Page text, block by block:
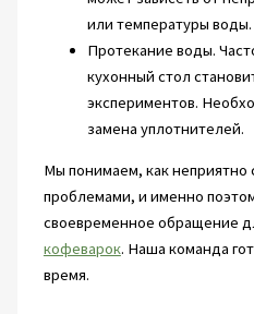
или температуры воды.
Протекание воды.
кухонный стол
экспериментов.
замена уплотнителей.
Мы понимаем, как неприятно
проблемами, и именно
своевременное обращение
кофеварок. Наша команда
время.